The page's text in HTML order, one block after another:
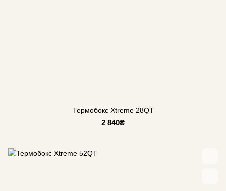
Термобокс Xtreme 28QT
2 840₴